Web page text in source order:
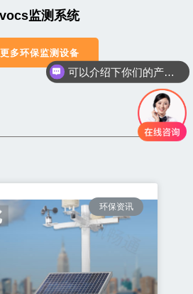
vocs监测系统
更多环保监测设备
环保资讯
可以介绍下你们的产品么